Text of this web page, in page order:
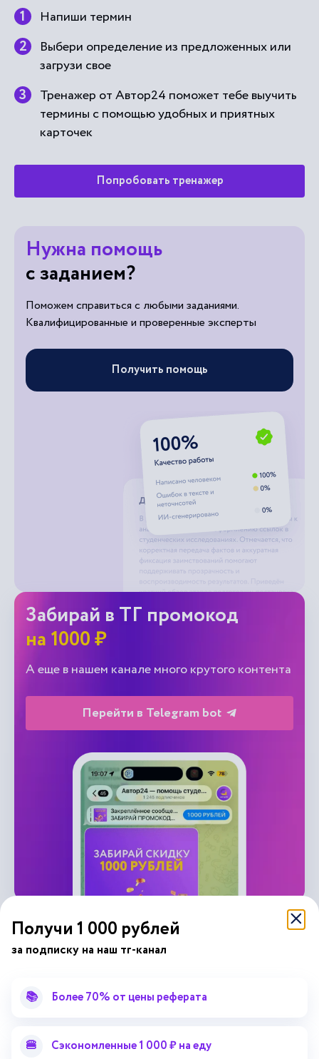
Напиши термин
Выбери определение из предложенных или
загрузи свое
Тренажер от Автор24 поможет тебе выучить
термины с помощью удобных и приятных
карточек
Попробовать тренажер
Нужна помощь
с заданием?
Поможем справиться с любыми заданиями.
Квалифицированные и проверенные эксперты
Получить помощь
Забирай в ТГ промокод
на 1000 ₽
А еще в нашем канале много крутого контента
Перейти в Telegram bot
справочник
Получи 1 000 рублей
за подписку на наш тг-канал
📚 Более 70% от цены реферата
🍔 Сэкономленные 1 000 ₽ на еду